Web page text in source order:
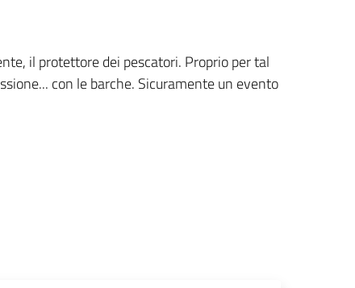
il protettore dei pescatori. Proprio per tal
con le barche. Sicuramente un evento